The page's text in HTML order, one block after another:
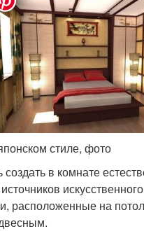
стиле, фото
создать в комнате
расположенные на